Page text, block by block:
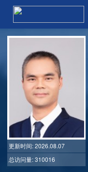
更新时间: 2026.08.07
总访问量: 310016